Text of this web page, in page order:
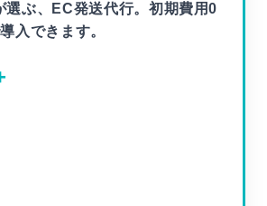
選ぶ、EC発送代行。初期費用0
入できます。